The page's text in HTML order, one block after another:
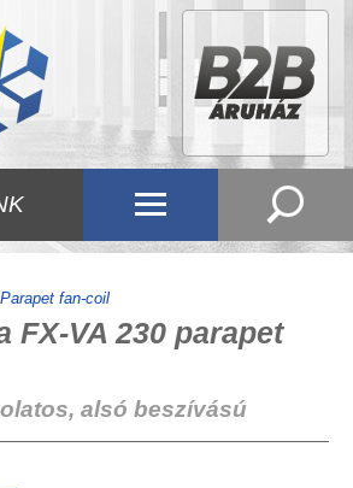
Parapet fan-coil
FX-VA 230 parapet
alsó beszívású